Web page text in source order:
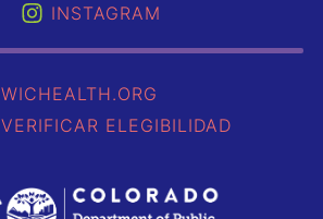
INSTAGRAM
WICHEALTH.ORG
VERIFICAR ELEGIBILIDAD